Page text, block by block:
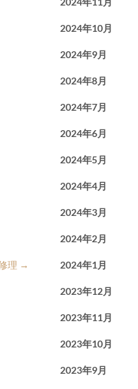
理 →
2024年10月
2024年9月
2024年8月
2024年7月
2024年6月
2024年5月
2024年4月
2024年3月
2024年2月
2024年1月
2023年12月
2023年11月
2023年10月
2023年9月